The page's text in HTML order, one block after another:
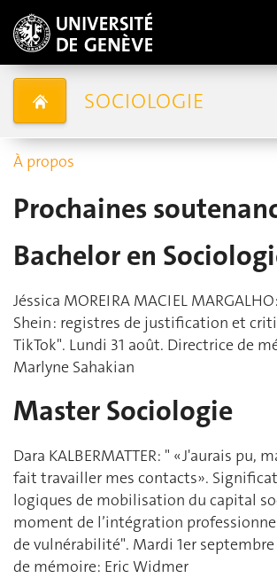
SOCIOLOGIE
À propos
Prochaines
Bachelor en
Jéssica MOREIRA MACIEL
Shein : registres de justification et
TikTok". Lundi 31 août. Directrice de
Marlyne Sahakian
Master Sociologie
Dara KALBERMATTER: " « J'aurais pu,
fait travailler mes contacts».
logiques de mobilisation du capital
moment de l’intégration
de vulnérabilité". Mardi 1er
de mémoire: Eric Widmer